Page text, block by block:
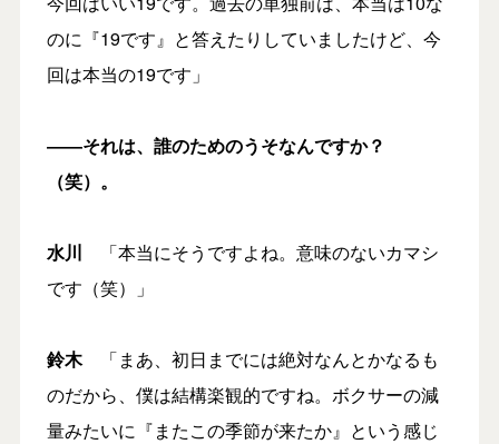
のに『19です』と答えたりしていましたけど、今
回は本当の19です」
――それは、誰のためのうそなんですか？
（笑）。
水川 「本当にそうですよね。意味のないカマシ
です（笑）」
鈴木「まあ、初日までには絶対なんとかなるも
のだから、僕は結構楽観的ですね。ボクサーの減
量みたいに『またこの季節が来たか』という感じ